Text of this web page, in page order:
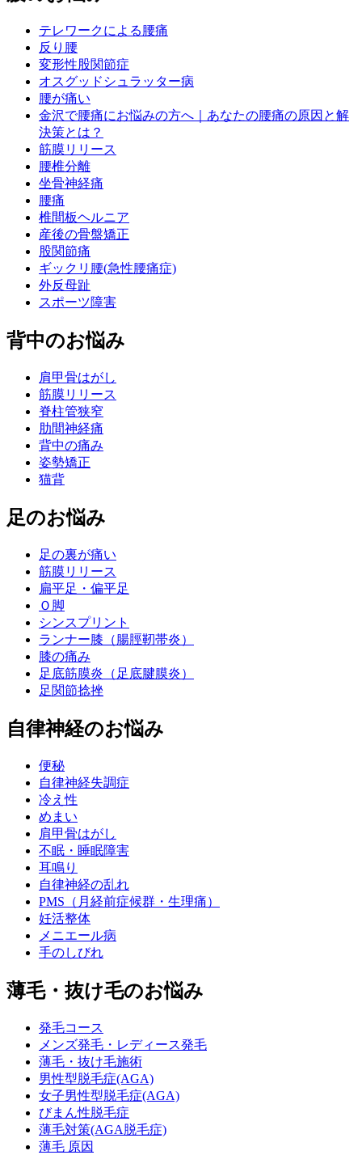
テレワークによる腰痛
反り腰
変形性股関節症
オスグッドシュラッター病
腰が痛い
金沢で腰痛にお悩みの方へ｜あなたの腰痛の原因と解
決策とは？
筋膜リリース
腰椎分離
坐骨神経痛
腰痛
椎間板ヘルニア
産後の骨盤矯正
股関節痛
ギックリ腰(急性腰痛症)
外反母趾
スポーツ障害
背中のお悩み
肩甲骨はがし
筋膜リリース
脊柱管狭窄
肋間神経痛
背中の痛み
姿勢矯正
猫背
足のお悩み
足の裏が痛い
筋膜リリース
扁平足・偏平足
Ｏ脚
シンスプリント
ランナー膝（腸脛靭帯炎）
膝の痛み
足底筋膜炎（足底腱膜炎）
足関節捻挫
自律神経のお悩み
便秘
自律神経失調症
冷え性
めまい
肩甲骨はがし
不眠・睡眠障害
耳鳴り
自律神経の乱れ
PMS（月経前症候群・生理痛）
妊活整体
メニエール病
手のしびれ
薄毛・抜け毛のお悩み
発毛コース
メンズ発毛・レディース発毛
薄毛・抜け毛施術
男性型脱毛症(AGA)
女子男性型脱毛症(AGA)
びまん性脱毛症
薄毛対策(AGA脱毛症)
薄毛 原因